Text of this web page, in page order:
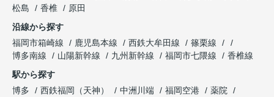
松島
香椎
原田
沿線から探す
福岡市箱崎線
鹿児島本線 西鉄大牟田線
篠栗線
博多南線
山陽新幹線 九州新幹線 福岡市七隈線
香椎線
駅から探す
博多
西鉄福岡（天神） 中洲川端 福岡空港
薬院